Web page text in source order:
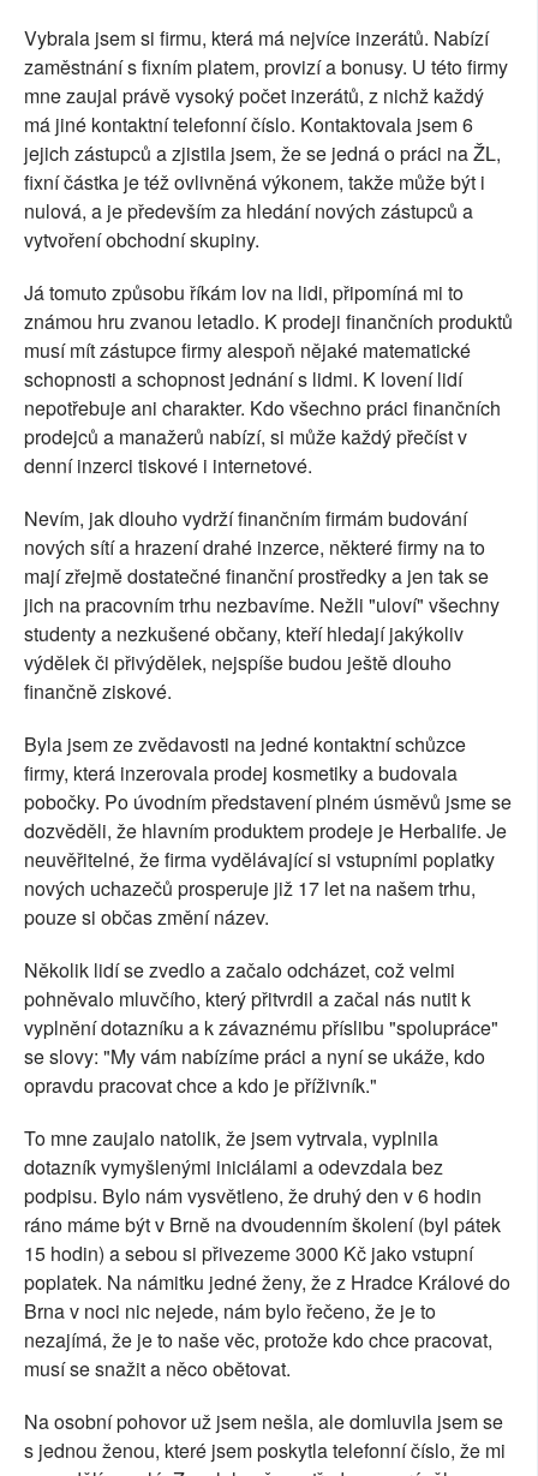
Vybrala jsem si firmu, která má nejvíce inzerátů. Nabízí
zaměstnání s fixním platem, provizí a bonusy. U této firmy
mne zaujal právě vysoký počet inzerátů, z nichž každý
má jiné kontaktní telefonní číslo. Kontaktovala jsem 6
jejich zástupců a zjistila jsem, že se jedná o práci na ŽL,
fixní částka je též ovlivněná výkonem, takže může být i
nulová, a je především za hledání nových zástupců a
vytvoření obchodní skupiny.
Já tomuto způsobu říkám lov na lidi, připomíná mi to
známou hru zvanou letadlo. K prodeji finančních produktů
musí mít zástupce firmy alespoň nějaké matematické
schopnosti a schopnost jednání s lidmi. K lovení lidí
nepotřebuje ani charakter. Kdo všechno práci finančních
prodejců a manažerů nabízí, si může každý přečíst v
denní inzerci tiskové i internetové.
Nevím, jak dlouho vydrží finančním firmám budování
nových sítí a hrazení drahé inzerce, některé firmy na to
mají zřejmě dostatečné finanční prostředky a jen tak se
jich na pracovním trhu nezbavíme. Nežli "uloví" všechny
studenty a nezkušené občany, kteří hledají jakýkoliv
výdělek či přivýdělek, nejspíše budou ještě dlouho
finančně ziskové.
Byla jsem ze zvědavosti na jedné kontaktní schůzce
firmy, která inzerovala prodej kosmetiky a budovala
pobočky. Po úvodním představení plném úsměvů jsme se
dozvěděli, že hlavním produktem prodeje je Herbalife. Je
neuvěřitelné, že firma vydělávající si vstupními poplatky
nových uchazečů prosperuje již 17 let na našem trhu,
pouze si občas změní název.
Několik lidí se zvedlo a začalo odcházet, což velmi
pohněvalo mluvčího, který přitvrdil a začal nás nutit k
vyplnění dotazníku a k závaznému příslibu "spolupráce"
se slovy: "My vám nabízíme práci a nyní se ukáže, kdo
opravdu pracovat chce a kdo je příživník."
To mne zaujalo natolik, že jsem vytrvala, vyplnila
dotazník vymyšlenými iniciálami a odevzdala bez
podpisu. Bylo nám vysvětleno, že druhý den v 6 hodin
ráno máme být v Brně na dvoudenním školení (byl pátek
15 hodin) a sebou si přivezeme 3000 Kč jako vstupní
poplatek. Na námitku jedné ženy, že z Hradce Králové do
Brna v noci nic nejede, nám bylo řečeno, že je to
nezajímá, že je to naše věc, protože kdo chce pracovat,
musí se snažit a něco obětovat.
Na osobní pohovor už jsem nešla, ale domluvila jsem se
s jednou ženou, které jsem poskytla telefonní číslo, že mi